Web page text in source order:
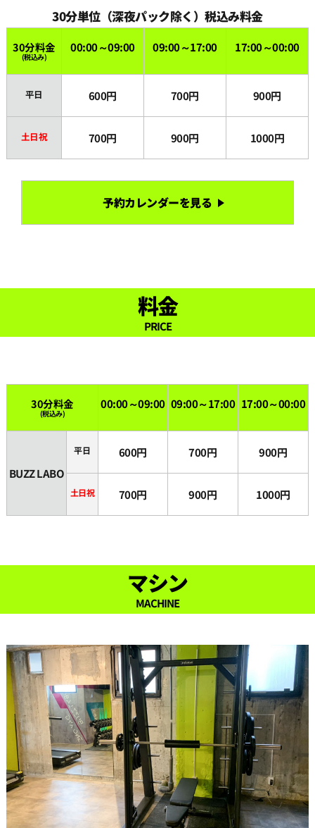
16:30
17:30
18:00
19:30
20:00
21:30
22:00
23:30
24:00
24:30
25:00
25:30
30分単位（深夜パック除く）税込み料金
30分料金
(税込み)
00:00～09:00 09:00～17:00 17:00～00:00
平日 600円 700円 900円
土日祝 700円 900円 1000円
予約カレンダーを見る
料金
PRICE
30分料金
(税込み)
00:00～09:00 09:00～17:00 17:00～00:00
BUZZ LABO
平日 600円 700円 900円
土日祝 700円 900円 1000円
マシン
MACHINE